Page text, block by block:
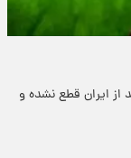
از ایران قطع نشده و